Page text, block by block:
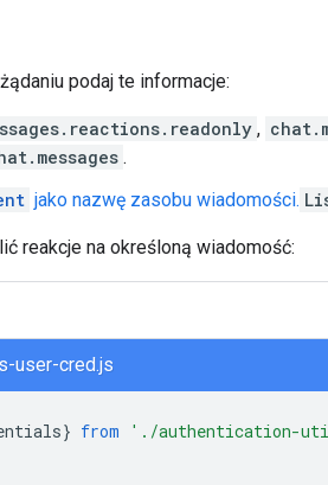
podaj te informacje:
,
.
jako nazwę zasobu wiadomości.
reakcje na określoną wiadomość:
user-cred.js
} from './authentication-